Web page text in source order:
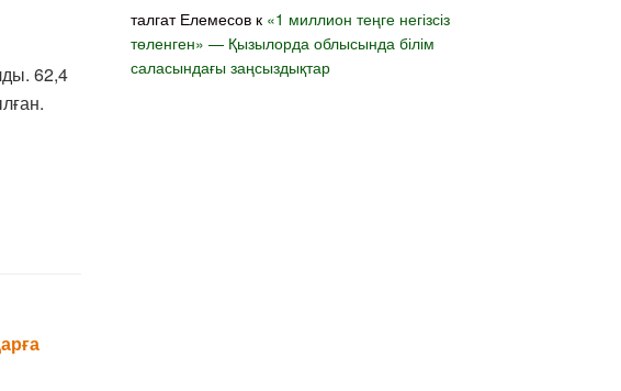
62,4
талгат Елемесов к «1 миллион теңге негізсіз
төленген» — Қызылорда облысында білім
саласындағы заңсыздықтар